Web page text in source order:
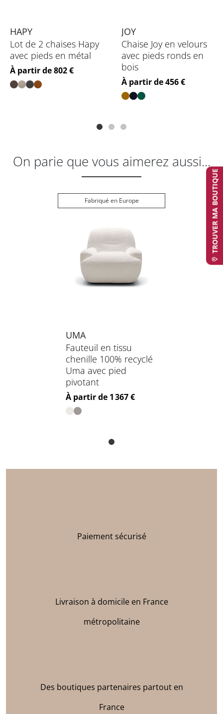
HAPY
Lot de 2 chaises Hapy
avec pieds en métal
Prix
À partir de 802 €
JOY
Chaise Joy en velours
avec pieds ronds en
bois
Prix
À partir de 456 €
On parie que vous aimerez aussi...
Fabriqué en Europe
UMA
Fauteuil en tissu
chenille 100% recyclé
Uma avec pied
pivotant
Prix
À partir de 1 367 €
Paiement sécurisé
Livraison à domicile en France
métropolitaine
Des boutiques partenaires partout en
France
TROUVER MA BOUTIQUE